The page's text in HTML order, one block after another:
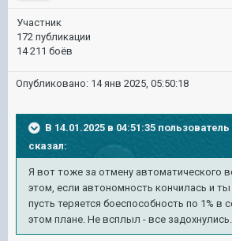
Участник
172 публикации
14 211 боёв
Опубликовано: 14 янв 2025, 05:50:18
В 14.01.2025 в 04:51:35 пользователь
сказал:
Я вот тоже за отмену автоматического
этом, если автономность кончилась и
пусть теряется боеспособность по 1% в
этом плане. Не всплыл - все